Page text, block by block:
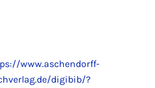
www.aschendorff-
digibib/?